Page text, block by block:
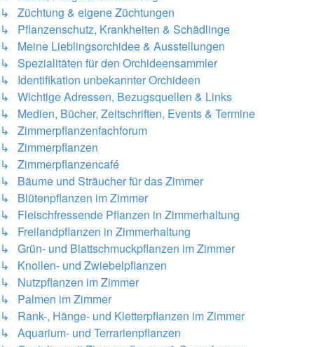
↳ Züchtung & eigene Züchtungen
↳ Pflanzenschutz, Krankheiten & Schädlinge
↳ Meine Lieblingsorchidee & Ausstellungen
↳ Spezialitäten für den Orchideensammler
↳ Identifikation unbekannter Orchideen
↳ Wichtige Adressen, Bezugsquellen & Links
↳ Medien, Bücher, Zeitschriften, Events & Termine
↳ Zimmerpflanzenfachforum
↳ Zimmerpflanzen
↳ Zimmerpflanzencafé
↳ Bäume und Sträucher für das Zimmer
↳ Blütenpflanzen im Zimmer
↳ Fleischfressende Pflanzen in Zimmerhaltung
↳ Freilandpflanzen in Zimmerhaltung
↳ Grün- und Blattschmuckpflanzen im Zimmer
↳ Knollen- und Zwiebelpflanzen
↳ Nutzpflanzen im Zimmer
↳ Palmen im Zimmer
↳ Rank-, Hänge- und Kletterpflanzen im Zimmer
↳ Aquarium- und Terrarienpflanzen